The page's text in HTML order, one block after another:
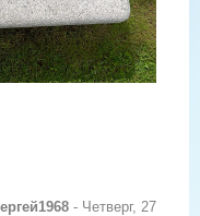
- Четверг, 27